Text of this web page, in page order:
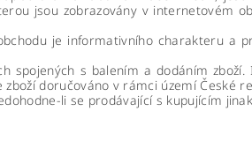
jsou zobrazovány v internetovém
je informativního charakteru a
spojených s balením a dodáním
doručováno v rámci území České
li se prodávající s kupujícím